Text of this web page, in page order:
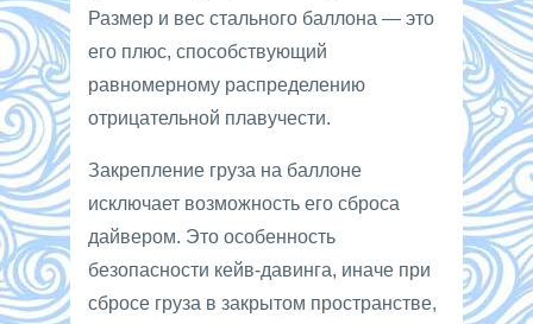
Размер и вес стального баллона — это
его плюс, способствующий
равномерному распределению
отрицательной плавучести.
Закрепление груза на баллоне
исключает возможность его сброса
дайвером. Это особенность
безопасности кейв-давинга, иначе при
сбросе груза в закрытом пространстве,